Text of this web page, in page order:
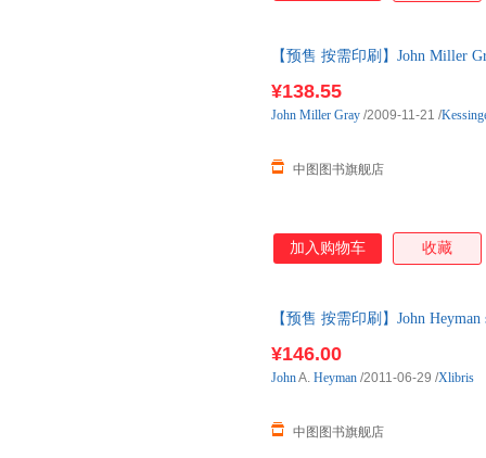
【预售 按需印刷】John Miller
¥138.55
中图图书旗舰店
John Miller Gray /2009-11-21 /
加入购物车 收藏
【预售 按需印刷】John
¥146.00
中图图书旗舰店
JohnA. Heyman /2011-06-29 /Xlibris